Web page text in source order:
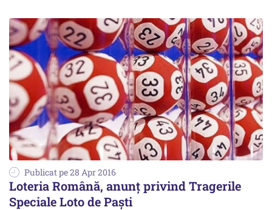
Publicat pe 28 Apr 2016
Loteria Română, anunț privind Tragerile
Speciale Loto de Paști